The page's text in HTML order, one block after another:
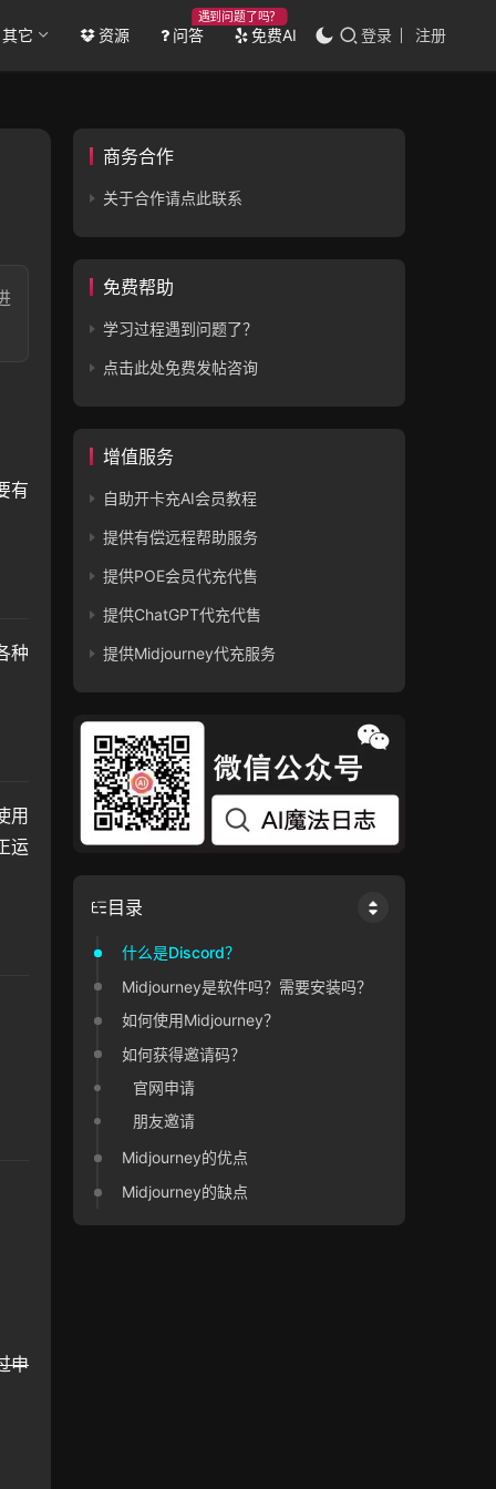
其它 资源 问答
遇到问题了吗？
免费AI 登录 注册
有
种
用
运
申
商务合作
关于合作请点此联系
免费帮助
学习过程遇到问题了？
点击此处免费发帖咨询
增值服务
自助开卡充AI会员教程
提供有偿远程帮助服务
提供POE会员代充代售
提供ChatGPT代充代售
提供Midjourney代充服务
目录
什么是Discord？
Midjourney是软件吗？需要安装吗？
如何使用Midjourney？
如何获得邀请码？
官网申请
朋友邀请
Midjourney的优点
Midjourney的缺点